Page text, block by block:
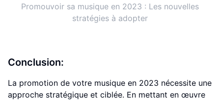
Promouvoir sa musique en 2023 : Les nouvelles
stratégies à adopter
Conclusion:
La promotion de votre musique en 2023 nécessite une
approche stratégique et ciblée. En mettant en œuvre